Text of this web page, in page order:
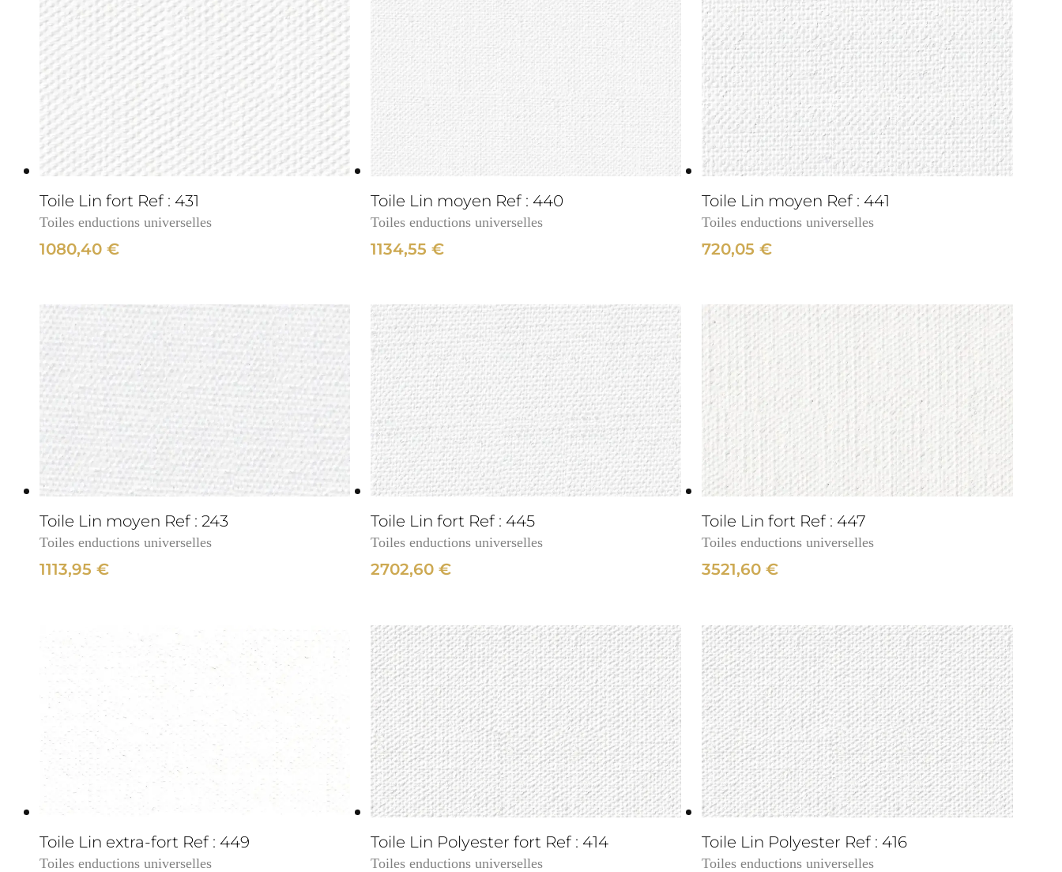
Toile Lin fort Ref : 431
Toiles enductions universelles
1080,40 €
3cm
Toile Lin moyen Ref : 440
Toiles enductions universelles
1134,55 €
3cm
Toile Lin moyen Ref : 441
Toiles enductions universelles
720,05 €
Toile Lin moyen Ref : 243
Toiles enductions universelles
1113,95 €
3cm
Toile Lin fort Ref : 445
Toiles enductions universelles
2702,60 €
3cm
Toile Lin fort Ref : 447
Toiles enductions universelles
3521,60 €
Toile Lin extra-fort Ref : 449
Toiles enductions universelles
Toile Lin Polyester fort Ref : 414
Toiles enductions universelles
3cm
Toile Lin Polyester Ref : 416
Toiles enductions universelles